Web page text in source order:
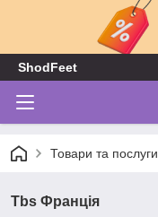
ShodFeet
Товари та послуги
Tbs Франція